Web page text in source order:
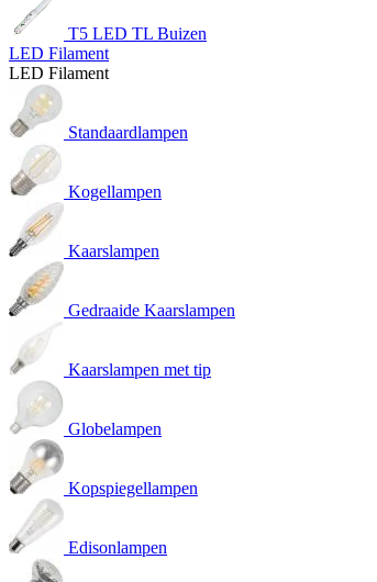
T5 LED TL Buizen
LED Filament
LED Filament
Standaardlampen
Kogellampen
Kaarslampen
Gedraaide Kaarslampen
Kaarslampen met tip
Globelampen
Kopspiegellampen
Edisonlampen